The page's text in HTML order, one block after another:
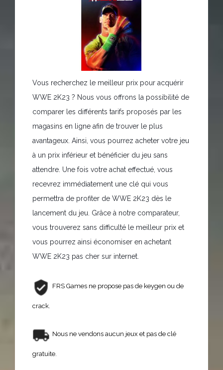
Vous recherchez le meilleur prix pour acquérir
WWE 2K23 ? Nous vous offrons la possibilité de
comparer les différents tarifs proposés par les
magasins en ligne afin de trouver le plus
avantageux. Ainsi, vous pourrez acheter votre jeu
à un prix inférieur et bénéficier du jeu sans
attendre. Une fois votre achat effectué, vous
recevrez immédiatement une clé qui vous
permettra de profiter de WWE 2K23 dès le
lancement du jeu. Grâce à notre comparateur,
vous trouverez sans difficulté le meilleur prix et
vous pourrez ainsi économiser en achetant
WWE 2K23 pas cher sur internet.
FRS Games ne propose pas de keygen ou de
crack.
Nous ne vendons aucun jeux et pas de clé
gratuite.